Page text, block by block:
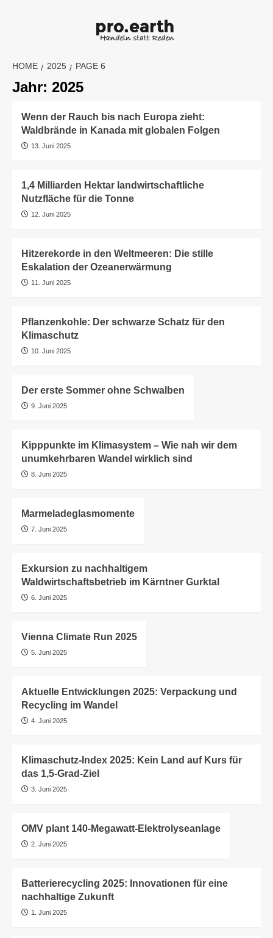
HOME 2025 PAGE 6
Jahr: 2025
Wenn der Rauch bis nach Europa zieht:
Waldbrände in Kanada mit globalen Folgen
13. Juni 2025
1,4 Milliarden Hektar landwirtschaftliche
Nutzfläche für die Tonne
12. Juni 2025
Hitzerekorde in den Weltmeeren: Die stille
Eskalation der Ozeanerwärmung
11. Juni 2025
Pflanzenkohle: Der schwarze Schatz für den
Klimaschutz
10. Juni 2025
Der erste Sommer ohne Schwalben
9. Juni 2025
Kipppunkte im Klimasystem – Wie nah wir dem
unumkehrbaren Wandel wirklich sind
8. Juni 2025
Marmeladeglasmomente
7. Juni 2025
Exkursion zu nachhaltigem
Waldwirtschaftsbetrieb im Kärntner Gurktal
6. Juni 2025
Vienna Climate Run 2025
5. Juni 2025
Aktuelle Entwicklungen 2025: Verpackung und
Recycling im Wandel
4. Juni 2025
Klimaschutz-Index 2025: Kein Land auf Kurs für
das 1,5-Grad-Ziel
3. Juni 2025
OMV plant 140-Megawatt-Elektrolyseanlage
2. Juni 2025
Batterierecycling 2025: Innovationen für eine
nachhaltige Zukunft
1. Juni 2025